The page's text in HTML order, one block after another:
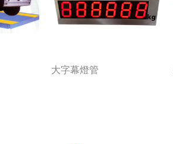
大字幕燈管